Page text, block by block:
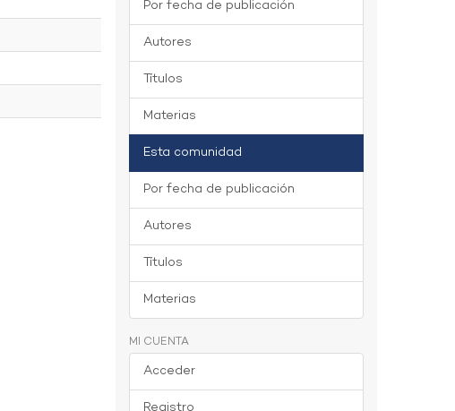
Por fecha de publicación
Autores
Títulos
Materias
Esta comunidad
Por fecha de publicación
Autores
Títulos
Materias
MI CUENTA
Acceder